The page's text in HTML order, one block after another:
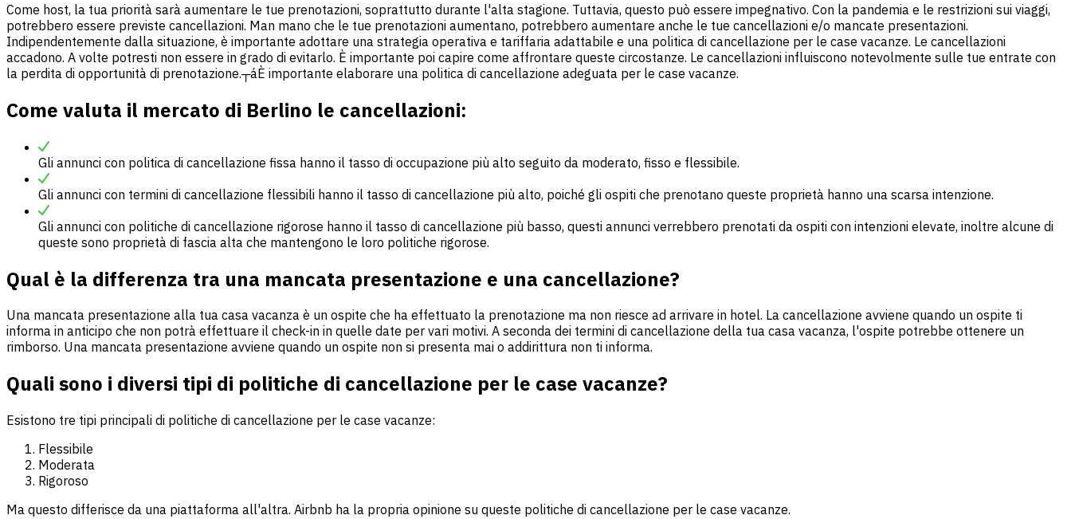
Come host, la tua priorità sarà aumentare le tue prenotazioni, soprattutto durante l'alta stagione. Tuttavia, questo può essere impegnativo. Con la pandemia e le restrizioni sui viaggi,
potrebbero essere previste cancellazioni. Man mano che le tue prenotazioni aumentano, potrebbero aumentare anche le tue cancellazioni e/o mancate presentazioni.
Indipendentemente dalla situazione, è importante adottare una strategia operativa e tariffaria adattabile e una politica di cancellazione per le case vacanze. Le cancellazioni
accadono. A volte potresti non essere in grado di evitarlo. È importante poi capire come affrontare queste circostanze. Le cancellazioni influiscono notevolmente sulle tue entrate con
la perdita di opportunità di prenotazione.┬áÈ importante elaborare una politica di cancellazione adeguata per le case vacanze.
Come valuta il mercato di Berlino le cancellazioni:
Gli annunci con politica di cancellazione fissa hanno il tasso di occupazione più alto seguito da moderato, fisso e flessibile.
Gli annunci con termini di cancellazione flessibili hanno il tasso di cancellazione più alto, poiché gli ospiti che prenotano queste proprietà hanno una scarsa intenzione.
Gli annunci con politiche di cancellazione rigorose hanno il tasso di cancellazione più basso, questi annunci verrebbero prenotati da ospiti con intenzioni elevate, inoltre alcune di
queste sono proprietà di fascia alta che mantengono le loro politiche rigorose.
Qual è la differenza tra una mancata presentazione e una cancellazione?
Una mancata presentazione alla tua casa vacanza è un ospite che ha effettuato la prenotazione ma non riesce ad arrivare in hotel. La cancellazione avviene quando un ospite ti
informa in anticipo che non potrà effettuare il check-in in quelle date per vari motivi. A seconda dei termini di cancellazione della tua casa vacanza, l'ospite potrebbe ottenere un
rimborso. Una mancata presentazione avviene quando un ospite non si presenta mai o addirittura non ti informa.
Quali sono i diversi tipi di politiche di cancellazione per le case vacanze?
Esistono tre tipi principali di politiche di cancellazione per le case vacanze:
Flessibile
Moderata
Rigoroso
Ma questo differisce da una piattaforma all'altra. Airbnb ha la propria opinione su queste politiche di cancellazione per le case vacanze.